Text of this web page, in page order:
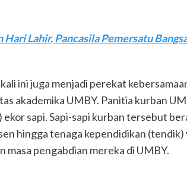
Hari Lahir, Pancasila Pemersatu
ini juga menjadi perekat
akademika UMBY. Panitia kurban
ekor sapi. Sapi-sapi kurban tersebut
hingga tenaga kependidikan (tendik)
masa pengabdian mereka di UMBY.